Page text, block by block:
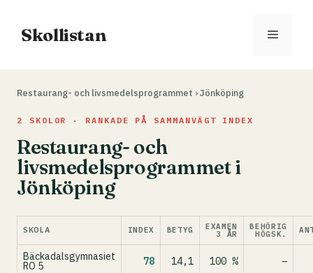
innehåll
Skollistan Meny
Restaurang- och livsmedelsprogrammet ›Jönköping
2 SKOLOR · RANKADE PÅ SAMMANVÄGT INDEX
Restaurang- och
livsmedelsprogrammet i
Jönköping
SKOLA INDEX BETYG EXAMEN
3 ÅR
BEHÖRIG
HÖGSK.
Bäckadalsgymnasiet
RO 5 78 14,1 100 % –